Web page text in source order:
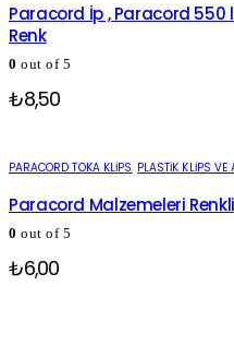
Paracord İp , Paracord 550
Renk
0 out of 5
₺8,50
PARACORD TOKA KLIPS, PLASTIK KLIPS VE
Paracord Malzemeleri
0 out of 5
₺6,00